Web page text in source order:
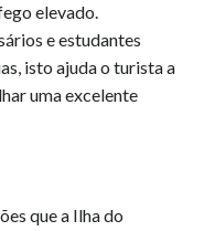
elevado.
e estudantes
isto ajuda o turista a
uma excelente
que a Ilha do